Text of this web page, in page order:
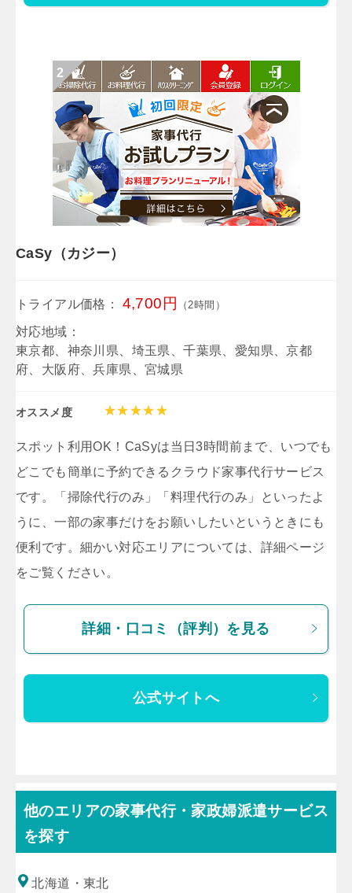
CaSy（カジー）
トライアル価格： 4,700円 （2時間）
対応地域：
東京都、神奈川県、埼玉県、千葉県、愛知県、京都
府、大阪府、兵庫県、宮城県
オススメ度
スポット利用OK！CaSyは当日3時間前まで、いつでも
どこでも簡単に予約できるクラウド家事代行サービス
です。「掃除代行のみ」「料理代行のみ」といったよ
うに、一部の家事だけをお願いしたいというときにも
便利です。細かい対応エリアについては、詳細ページ
をご覧ください。
詳細・口コミ（評判）を見る
公式サイトへ
他のエリアの家事代行・家政婦派遣サービス
を探す
北海道・東北